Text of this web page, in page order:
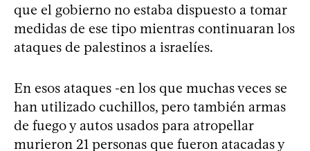
que el gobierno no estaba dispuesto a tomar
medidas de ese tipo mientras continuaran los
ataques de palestinos a israelíes.
En esos ataques -en los que muchas veces se
han utilizado cuchillos, pero también armas
de fuego y autos usados para atropellar
murieron 21 personas que fueron atacadas y